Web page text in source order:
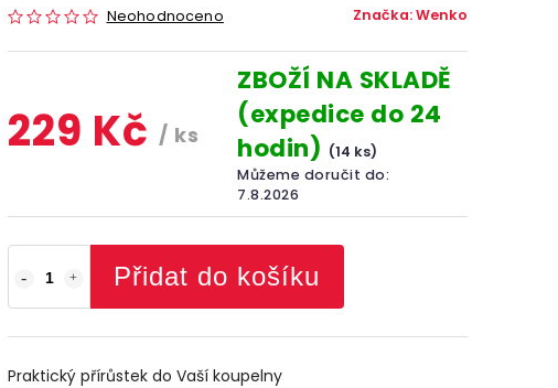
Neohodnoceno Značka:Wenko
229 Kč / ks
ZBOŽÍ NA SKLADĚ
(expedice do 24
hodin) (14 ks)
Můžeme doručit do:
7.8.2026
Přidat do košíku
Praktický přírůstek do Vaší koupelny